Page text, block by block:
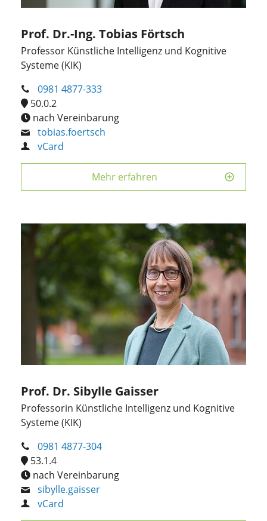
Prof. Dr.-Ing. Tobias Förtsch
Professor Künstliche Intelligenz und Kognitive
Systeme (KIK)
0981 4877-333
50.0.2
nach Vereinbarung
tobias.foertsch
vCard
Mehr erfahren
Prof. Dr. Sibylle Gaisser
Professorin Künstliche Intelligenz und Kognitive
Systeme (KIK)
0981 4877-304
53.1.4
nach Vereinbarung
sibylle.gaisser
vCard